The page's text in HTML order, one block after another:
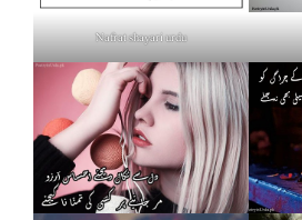
Nafrat shayari urdu